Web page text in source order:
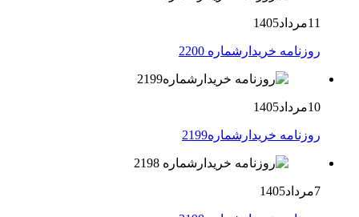
11مرداد1405
روزنامه خریدارشماره 2200
10مرداد1405
روزنامه خریدارشماره2199
7مرداد1405